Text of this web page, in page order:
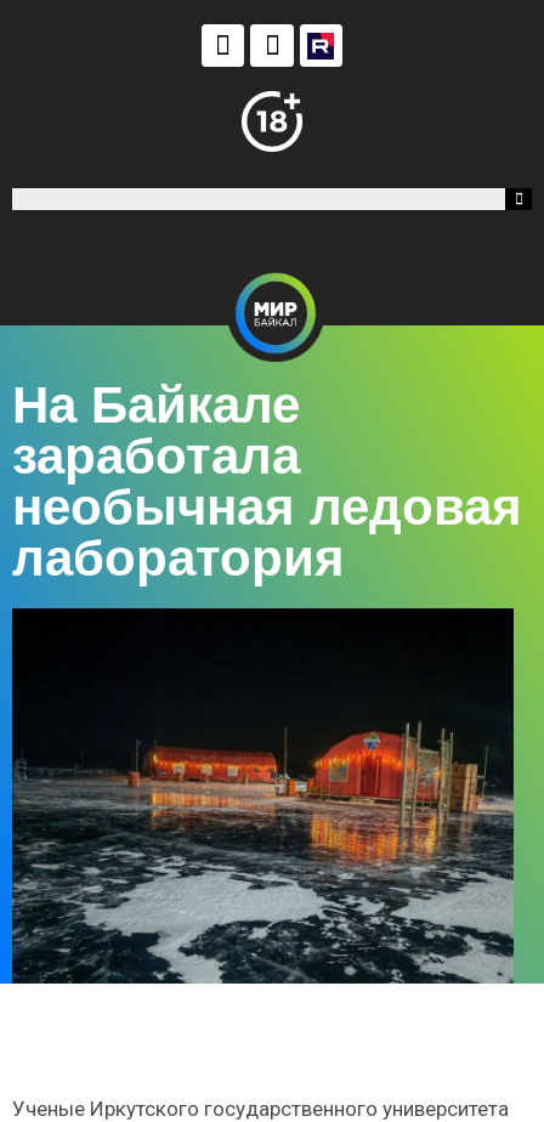
На Байкале
заработала
необычная ледовая
лаборатория
Ученые Иркутского государственного университета